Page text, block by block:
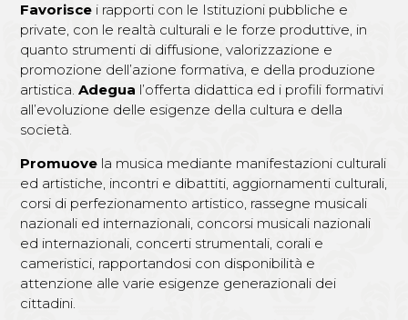
Favorisce i rapporti con le Istituzioni pubbliche e
private, con le realtà culturali e le forze produttive, in
quanto strumenti di diffusione, valorizzazione e
promozione dell’azione formativa, e della produzione
artistica.Adegua l’offerta didattica ed i profili formativi
all’evoluzione delle esigenze della cultura e della
società.
Promuove la musica mediante manifestazioni culturali
ed artistiche, incontri e dibattiti, aggiornamenti culturali,
corsi di perfezionamento artistico, rassegne musicali
nazionali ed internazionali, concorsi musicali nazionali
ed internazionali, concerti strumentali, corali e
cameristici, rapportandosi con disponibilità e
attenzione alle varie esigenze generazionali dei
cittadini.